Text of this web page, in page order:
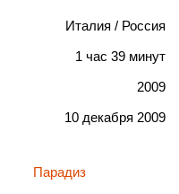
Италия / Россия
1 час 39 минут
2009
10 декабря 2009
Парадиз